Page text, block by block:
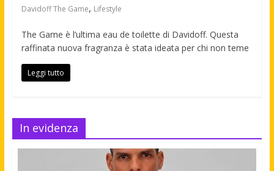
Davidoff The Game, Lifestyle
The Game è l’ultima eau de toilette di Davidoff. Questa
raffinata nuova fragranza è stata ideata per chi non teme
Leggi tutto
In evidenza